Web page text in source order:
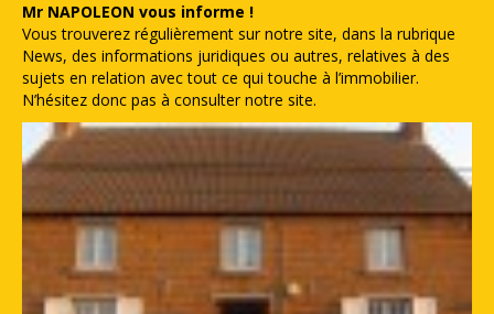
Mr NAPOLEON vous informe !
Vous trouverez régulièrement sur notre site, dans la rubrique
News, des informations juridiques ou autres, relatives à des
sujets en relation avec tout ce qui touche à l’immobilier.
N’hésitez donc pas à consulter notre site.